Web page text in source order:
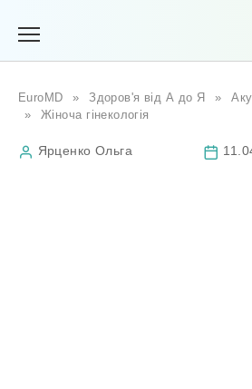
EuroMD » Здоров'я від А до Я »
»
Жіноча гінекологія
Ярценко Ольга